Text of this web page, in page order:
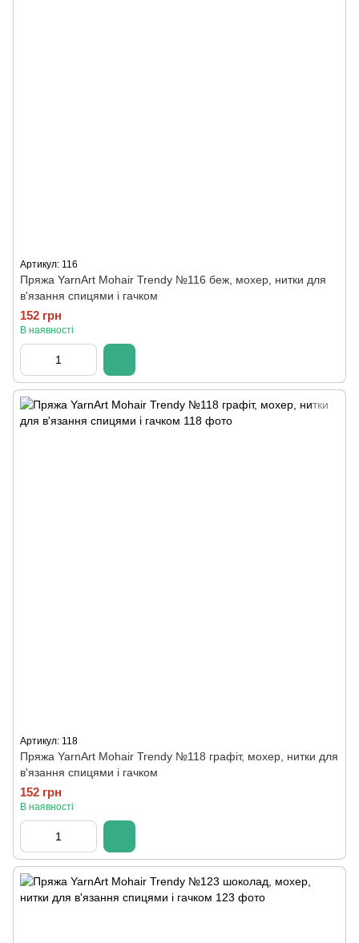
Артикул: 116
Пряжа YarnArt Mohair Trendy №116 беж, мохер, нитки для
в'язання спицями і гачком
152 грн
В наявності
Артикул: 118
Пряжа YarnArt Mohair Trendy №118 графіт, мохер, нитки для
в'язання спицями і гачком
152 грн
В наявності